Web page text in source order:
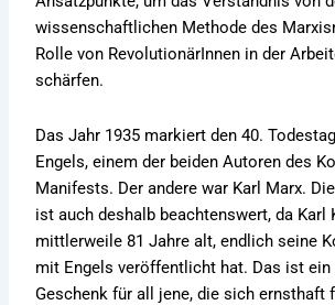
wissenschaftlichen Methode des
Rolle von RevolutionärInnen in der
schärfen.
Das Jahr 1935 markiert den 40.
Engels, einem der beiden Autoren des
Manifests. Der andere war Karl Marx.
ist auch deshalb beachtenswert, da Karl
mittlerweile 81 Jahre alt, endlich seine
mit Engels veröffentlicht hat. Das ist
Geschenk für all jene, die sich ernsthaft